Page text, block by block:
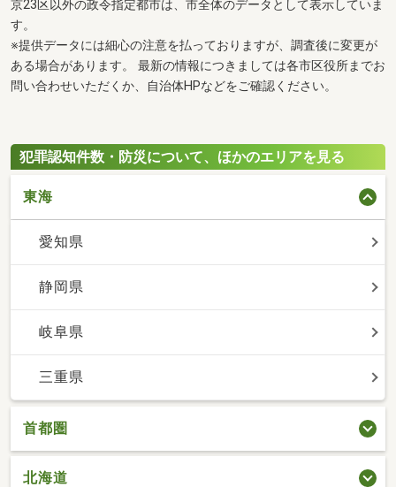
京23区以外の政令指定都市は、市全体のデータとして表示していま
す。
※提供データには細心の注意を払っておりますが、調査後に変更が
ある場合があります。 最新の情報につきましては各市区役所までお
問い合わせいただくか、自治体HPなどをご確認ください。
犯罪認知件数・防災について、ほかのエリアを見る
東海
愛知県
静岡県
岐阜県
三重県
首都圏
北海道